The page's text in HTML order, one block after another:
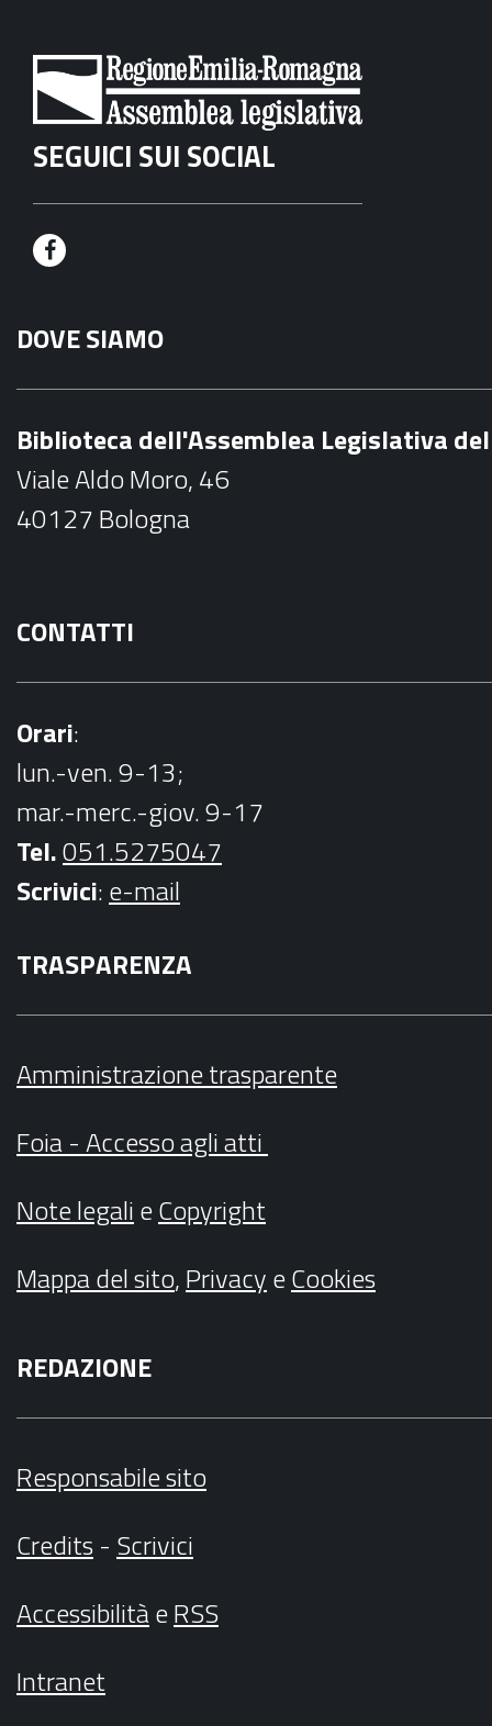
SEGUICI SUI SOCIAL
F
c
e
o
k
DOVE SIAMO
Biblioteca dell'Assemblea Legislativa
Viale Aldo Moro, 46
40127 Bologna
CONTATTI
Orari:
lun.-ven. 9-13;
mar.-merc.-giov. 9-17
Tel.051.5275047
Scrivici:e-mail
TRASPARENZA
Amministrazione trasparente
Foia - Accesso agli atti
Note legalieCopyright
Mappa del sito,PrivacyeCookies
REDAZIONE
Responsabile sito
Credits- Scrivici
AccessibilitàeRSS
Intranet